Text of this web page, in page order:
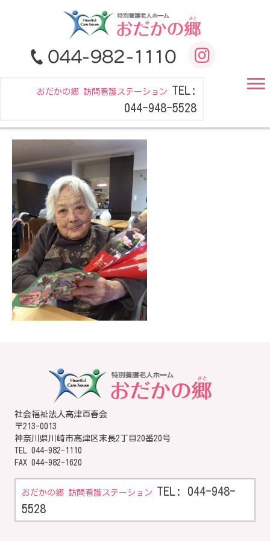
おだかの郷 訪問看護ステーション TEL:
044-948-5528
社会福祉法人高津百春会
〒213-0013
神奈川県川崎市高津区末長2丁目20番20号
TEL 044-982-1110
FAX 044-982-1620
おだかの郷 訪問看護ステーション TEL: 044-948-
5528